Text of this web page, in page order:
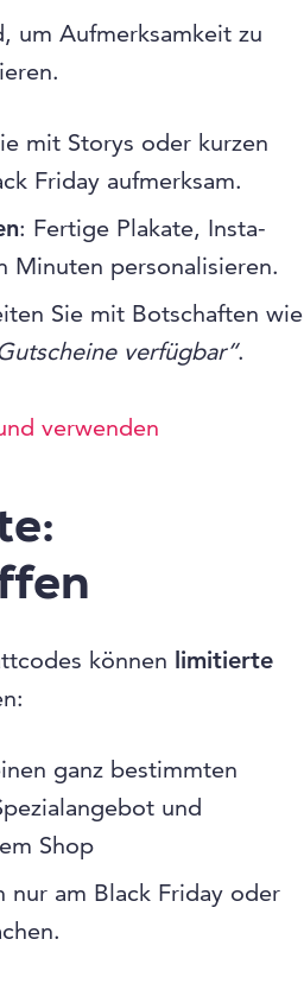
um Aufmerksamkeit zu
mit Storys oder kurzen
Friday aufmerksam.
: Fertige Plakate, Insta-
Minuten personalisieren.
Sie mit Botschaften wie
verfügbar“.
verwenden
können limitierte
ganz bestimmten
und
Shop
nur am Black Friday oder